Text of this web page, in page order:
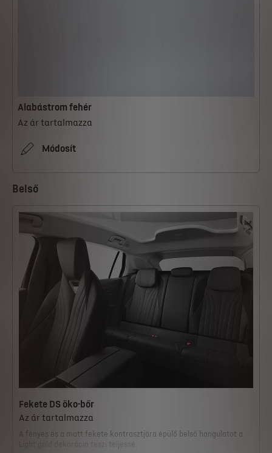
Alabástrom fehér
Az ár tartalmazza
Módosít
Belső
Fekete DS öko-bőr
Az ár tartalmazza
A fényes és a matt fekete kontrasztjára épülő belső hangulatot a